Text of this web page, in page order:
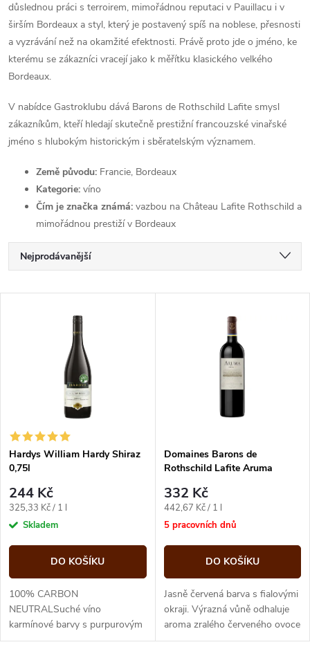
důslednou práci s terroirem, mimořádnou reputaci v Pauillacu i v
širším Bordeaux a styl, který je postavený spíš na noblese, přesnosti
a vyzrávání než na okamžité efektnosti. Právě proto jde o jméno, ke
kterému se zákazníci vracejí jako k měřítku klasického velkého
Bordeaux.
V nabídce Gastroklubu dává Barons de Rothschild Lafite smysl
zákazníkům, kteří hledají skutečně prestižní francouzské vinařské
jméno s hlubokým historickým i sběratelským významem.
Země původu: Francie, Bordeaux
Kategorie: víno
Čím je značka známá: vazbou na Château Lafite Rothschild a
mimořádnou prestiží v Bordeaux
Ř
a
í
p
r
o
d
u
k
Nejprodávanější
s
p
r
o
d
u
Hardys William Hardy Shiraz
0,75l
244 Kč
Měrná
cena:
325,33 Kč / 1 l
Skladem
DO KOŠÍKU
100% CARBON
NEUTRALSuché víno
karmínové barvy s purpurovým
lemem, intenzivního aroma
Domaines Barons de
Rothschild Lafite Aruma
332 Kč
Měrná
cena:
442,67 Kč / 1 l
5 pracovních dnů
DO KOŠÍKU
Jasně červená barva s fialovými
okraji. Výrazná vůně odhaluje
aroma zralého červeného ovoce
a švestek.